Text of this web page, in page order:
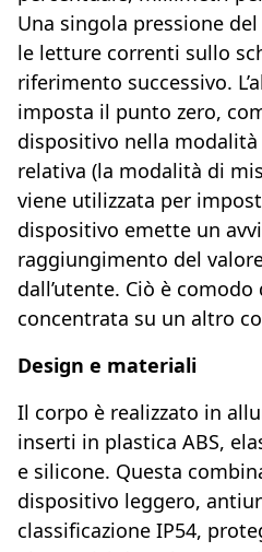
Una singola pressione
le letture correnti sullo
riferimento successivo.
imposta il punto zero,
dispositivo nella
relativa (la modalità di
viene utilizzata per
dispositivo emette un
raggiungimento del
dall’utente. Ciò è
concentrata su un altro
Design e materiali
Il corpo è realizzato in
inserti in plastica ABS,
e silicone. Questa
dispositivo leggero,
classificazione IP54,